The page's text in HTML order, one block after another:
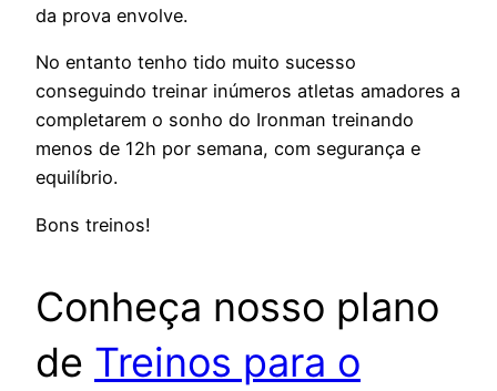
da prova envolve.
No entanto tenho tido muito sucesso
conseguindo treinar inúmeros atletas amadores a
completarem o sonho do Ironman treinando
menos de 12h por semana, com segurança e
equilíbrio.
Bons treinos!
Conheça nosso plano
de Treinos para o